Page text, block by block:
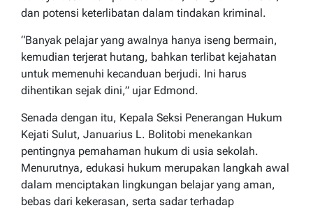
dan potensi keterlibatan dalam tindakan kriminal.
“Banyak pelajar yang awalnya hanya iseng bermain,
kemudian terjerat hutang, bahkan terlibat kejahatan
untuk memenuhi kecanduan berjudi. Ini harus
dihentikan sejak dini,” ujar Edmond.
Senada dengan itu, Kepala Seksi Penerangan Hukum
Kejati Sulut, Januarius L. Bolitobi menekankan
pentingnya pemahaman hukum di usia sekolah.
Menurutnya, edukasi hukum merupakan langkah awal
dalam menciptakan lingkungan belajar yang aman,
bebas dari kekerasan, serta sadar terhadap